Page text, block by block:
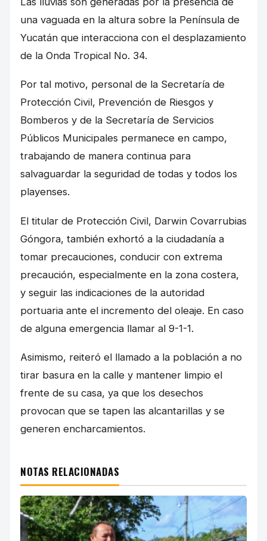
una vaguada en la altura sobre la Península de
Yucatán que interacciona con el desplazamiento
de la Onda Tropical No. 34.
Por tal motivo, personal de la Secretaría de
Protección Civil, Prevención de Riesgos y
Bomberos y de la Secretaría de Servicios
Públicos Municipales permanece en campo,
trabajando de manera continua para
salvaguardar la seguridad de todas y todos los
playenses.
El titular de Protección Civil, Darwin Covarrubias
Góngora, también exhortó a la ciudadanía a
tomar precauciones, conducir con extrema
precaución, especialmente en la zona costera,
y seguir las indicaciones de la autoridad
portuaria ante el incremento del oleaje. En caso
de alguna emergencia llamar al 9-1-1.
Asimismo, reiteró el llamado a la población a no
tirar basura en la calle y mantener limpio el
frente de su casa, ya que los desechos
provocan que se tapen las alcantarillas y se
generen encharcamientos.
NOTAS RELACIONADAS